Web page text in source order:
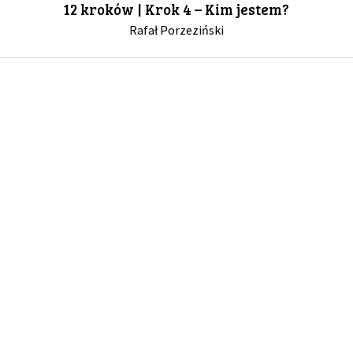
12 kroków | Krok 4 – Kim jestem?
Rafał Porzeziński